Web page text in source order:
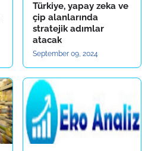
Türkiye, yapay zeka ve
çip alanlarında
stratejik adımlar
atacak
September 09, 2024